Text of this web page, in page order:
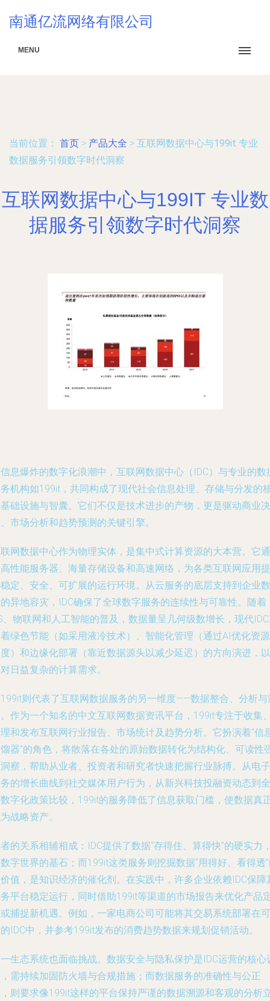
南通亿流网络有限公司
MENU
当前位置： 首页 > 产品大全 > 互联网数据中心与199it 专业
数据服务引领数字时代洞察
互联网数据中心与199IT 专业数
据服务引领数字时代洞察
息爆炸的数字化浪潮中，互联网数据中心（IDC）与专业的数
机构如199it，共同构成了现代社会信息处理、存储与分发的
础设施与智囊。它们不仅是技术进步的产物，更是驱动商业决
市场分析和趋势预测的关键引擎。
网数据中心作为物理实体，是集中式计算资源的大本营。它通
性能服务器、海量存储设备和高速网络，为各类互联网应用提
定、安全、可扩展的运行环境。从云服务的底层支持到企业数
异地容灾，IDC确保了全球数字服务的连续性与可靠性。随着
、物联网和人工智能的普及，数据量呈几何级数增长，现代
绿色节能（如采用液冷技术）、智能化管理（通过AI优化资源
）和边缘化部署（靠近数据源头以减少延迟）的方向演进，以
日益复杂的计算需求。
则代表了互联网数据服务的另一维度——数据整合、分析与
作为一个知名的中文互联网数据资讯平台，199it专注于收集
和发布互联网行业报告、市场统计及趋势分析。它扮演着“信
器”的角色，将散落在各处的原始数据转化为结构化、可读性
察，帮助从业者、投资者和研究者快速把握行业脉搏。从电子
的增长曲线到社交媒体用户行为，从新兴科技投融资动态到全
字化政策比较，199it的服务降低了信息获取门槛，使数据真
战略资产。
的关系相辅相成：IDC提供了数据“存得住、算得快”的硬实力
字世界的基石；而199it这类服务则挖掘数据“用得好、看得透
值，是知识经济的催化剂。在实践中，许多企业依赖IDC保障
平台稳定运行，同时借助199it等渠道的市场报告来优化产品
捕捉新机遇。例如，一家电商公司可能将其交易系统部署在可
IDC中，并参考199it发布的消费趋势数据来规划促销活动。
生态系统也面临挑战。数据安全与隐私保护是IDC运营的核心
需持续加固防火墙与合规措施；而数据服务的准确性与公正
则要求像199it这样的平台保持严谨的数据溯源和客观的分析